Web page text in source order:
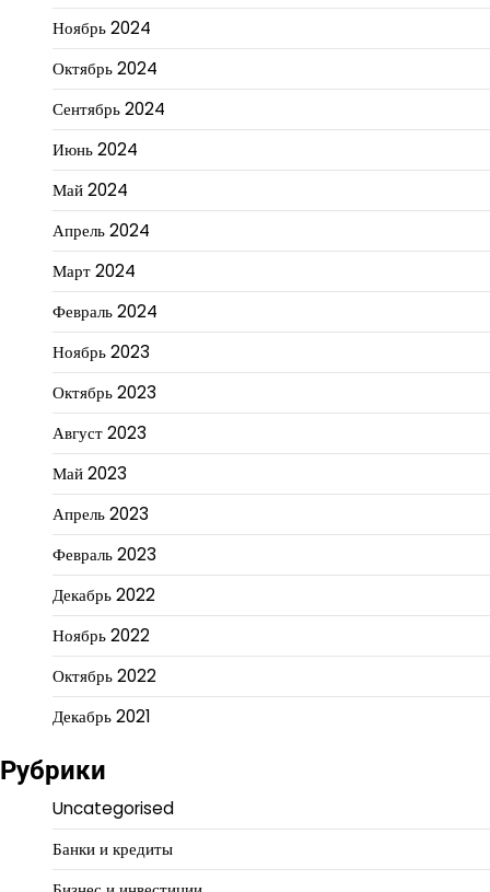
Ноябрь 2024
Октябрь 2024
Сентябрь 2024
Июнь 2024
Май 2024
Апрель 2024
Март 2024
Февраль 2024
Ноябрь 2023
Октябрь 2023
Август 2023
Май 2023
Апрель 2023
Февраль 2023
Декабрь 2022
Ноябрь 2022
Октябрь 2022
Декабрь 2021
Рубрики
Uncategorised
Банки и кредиты